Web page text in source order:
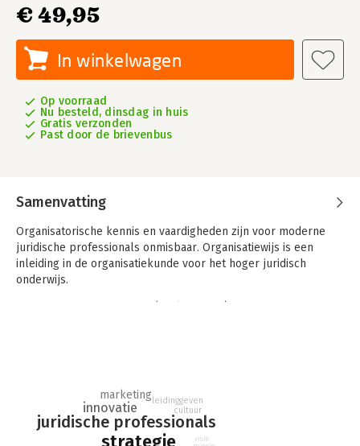
€ 49,95
In winkelwagen
Op voorraad
Nu besteld, dinsdag in huis
Gratis verzonden
Past door de brievenbus
Samenvatting
Organisatorische kennis en vaardigheden zijn voor moderne
juridische professionals onmisbaar. Organisatiewijs is een
inleiding in de organisatiekunde voor het hoger juridisch
onderwijs.
- Management van mensen
- Management van processen
- Management van middelen
strategie
juridische professionals
innovatie
marketing leidinggeven
cultuur
visie